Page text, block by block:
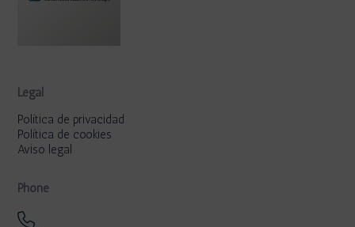
Legal
Política de privacidad
Política de cookies
Aviso legal
Phone